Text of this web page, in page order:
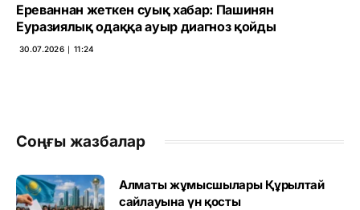
Ереваннан жеткен суық хабар: Пашинян
Еуразиялық одаққа ауыр диагноз қойды
30.07.2026 ∣ 11:24
Соңғы жазбалар
Алматы жұмысшылары Құрылтай
сайлауына үн қосты